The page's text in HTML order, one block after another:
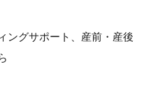
ングサポート、産前・産後